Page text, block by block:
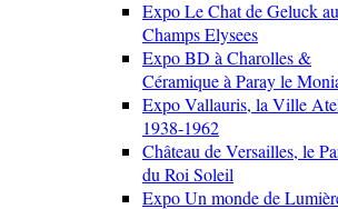
Expo Le Chat de Geluck
Champs Elysees
Expo BD à Charolles &
Céramique à Paray le
Expo Vallauris, la Ville
1938-1962
Château de Versailles, le
du Roi Soleil
Expo Un monde de